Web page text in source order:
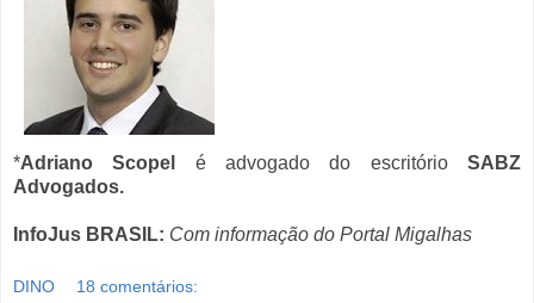
*Adriano Scopel é advogado do escritórioSABZ
Advogados.
InfoJus BRASIL: Com informação do Portal Migalhas
DINO 18 comentários: